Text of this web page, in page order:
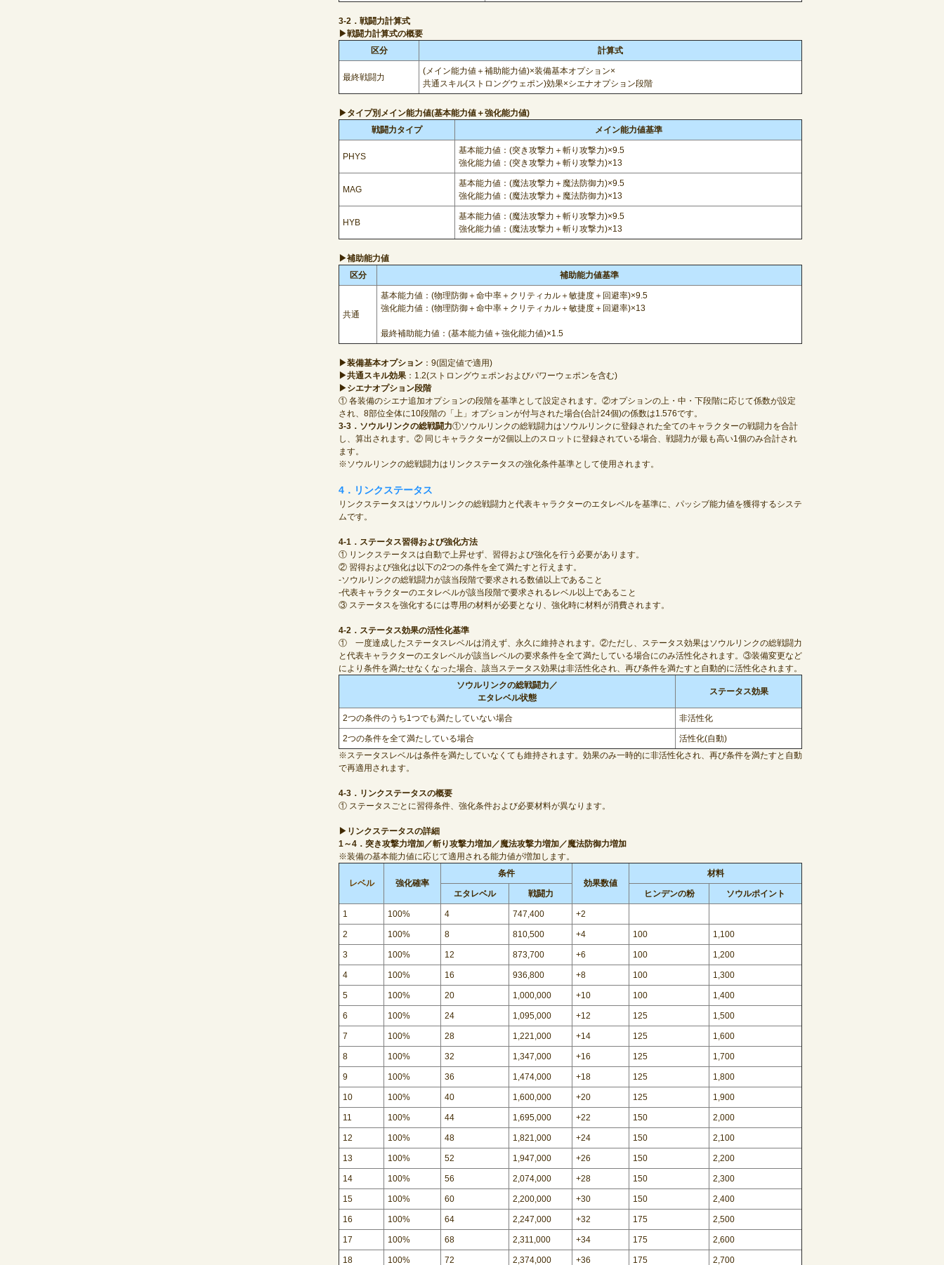
3-2．戦闘力計算式
▶戦闘力計算式の概要
区分
計算式
最終戦闘力
(メイン能力値＋補助能力値)×装備基本オプション×
共通スキル(ストロングウェポン)効果×シエナオプション段階
▶タイプ別メイン能力値(基本能力値＋強化能力値)
戦闘力タイプ
メイン能力値基準
PHYS
基本能力値：(突き攻撃力＋斬り攻撃力)×9.5
強化能力値：(突き攻撃力＋斬り攻撃力)×13
MAG
基本能力値：(魔法攻撃力＋魔法防御力)×9.5
強化能力値：(魔法攻撃力＋魔法防御力)×13
HYB
基本能力値：(魔法攻撃力＋斬り攻撃力)×9.5
強化能力値：(魔法攻撃力＋斬り攻撃力)×13
▶補助能力値
区分
補助能力値基準
共通
基本能力値：(物理防御＋命中率＋クリティカル＋敏捷度＋回避率)×9.5
強化能力値：(物理防御＋命中率＋クリティカル＋敏捷度＋回避率)×13
最終補助能力値：(基本能力値＋強化能力値)×1.5
▶装備基本オプション ：9(固定値で適用)
▶共通スキル効果 ：1.2(ストロングウェポンおよびパワーウェポンを含む)
▶シエナオプション段階
① 各装備のシエナ追加オプションの段階を基準として設定されます。②オプションの上・中・下段階に応じて係数が設定
され、8部位全体に10段階の「上」オプションが付与された場合(合計24個)の係数は1.576です。
3-3．ソウルリンクの総戦闘力①ソウルリンクの総戦闘力はソウルリンクに登録された全てのキャラクターの戦闘力を合計
し、算出されます。② 同じキャラクターが2個以上のスロットに登録されている場合、戦闘力が最も高い1個のみ合計され
ます。
※ソウルリンクの総戦闘力はリンクステータスの強化条件基準として使用されます。
4．リンクステータス
リンクステータスはソウルリンクの総戦闘力と代表キャラクターのエタレベルを基準に、パッシブ能力値を獲得するシステ
ムです。
4-1．ステータス習得および強化方法
① リンクステータスは自動で上昇せず、習得および強化を行う必要があります。
② 習得および強化は以下の2つの条件を全て満たすと行えます。
-ソウルリンクの総戦闘力が該当段階で要求される数値以上であること
-代表キャラクターのエタレベルが該当段階で要求されるレベル以上であること
③ ステータスを強化するには専用の材料が必要となり、強化時に材料が消費されます。
4-2．ステータス効果の活性化基準
① 一度達成したステータスレベルは消えず、永久に維持されます。②ただし、ステータス効果はソウルリンクの総戦闘力
と代表キャラクターのエタレベルが該当レベルの要求条件を全て満たしている場合にのみ活性化されます。③装備変更など
により条件を満たせなくなった場合、該当ステータス効果は非活性化され、再び条件を満たすと自動的に活性化されます。
ソウルリンクの総戦闘力／
エタレベル状態
ステータス効果
2つの条件のうち1つでも満たしていない場合 非活性化
2つの条件を全て満たしている場合
活性化(自動)
※ステータスレベルは条件を満たしていなくても維持されます。効果のみ一時的に非活性化され、再び条件を満たすと自動
で再適用されます。
4-3．リンクステータスの概要
① ステータスごとに習得条件、強化条件および必要材料が異なります。
▶リンクステータスの詳細
1～4．突き攻撃力増加／斬り攻撃力増加／魔法攻撃力増加／魔法防御力増加
※装備の基本能力値に応じて適用される能力値が増加します。
レベル 強化確率
条件
効果数値
材料
エタレベル 戦闘力 ヒンデンの粉 ソウルポイント
1 100% 4 747,400 +2
2 100% 8 810,500 +4 100 1,100
3 100% 12 873,700 +6 100 1,200
4 100% 16 936,800 +8 100 1,300
5 100% 20 1,000,000 +10 100 1,400
6 100% 24 1,095,000 +12 125 1,500
7 100% 28 1,221,000 +14 125 1,600
8 100% 32 1,347,000 +16 125 1,700
9 100% 36 1,474,000 +18 125 1,800
10 100% 40 1,600,000 +20 125 1,900
11 100% 44 1,695,000 +22 150 2,000
12 100% 48 1,821,000 +24 150 2,100
13 100% 52 1,947,000 +26 150 2,200
14 100% 56 2,074,000 +28 150 2,300
15 100% 60 2,200,000 +30 150 2,400
16 100% 64 2,247,000 +32 175 2,500
17 100% 68 2,311,000 +34 175 2,600
18 100% 72 2,374,000 +36 175 2,700